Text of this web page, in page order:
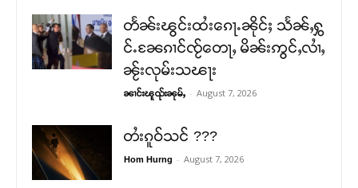
တႅၼ်းၽွင်းထႆးၵေႃႉၼိုင်ႈ သႅၼ်ႇႁွ
င်ႉၼႄၵၢင်ၸႂ်တေႃႇ မိၼ်းဢွင်ႇလၢႆႇ
ၼႂ်းလုမ်းသၽႃး
ၼၢင်းၽူၺ်းၼုမ်ႇ - August 7, 2026
တႆးၵူဝ်သင် ???
Hom Hurng - August 7, 2026